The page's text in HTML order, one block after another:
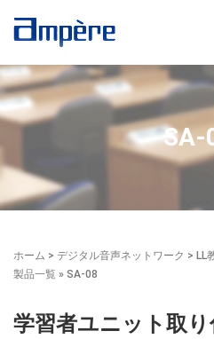
SA-
ホーム > デジタル音声ネットワーク > LL
製品一覧 » SA-08
学習者ユニット取